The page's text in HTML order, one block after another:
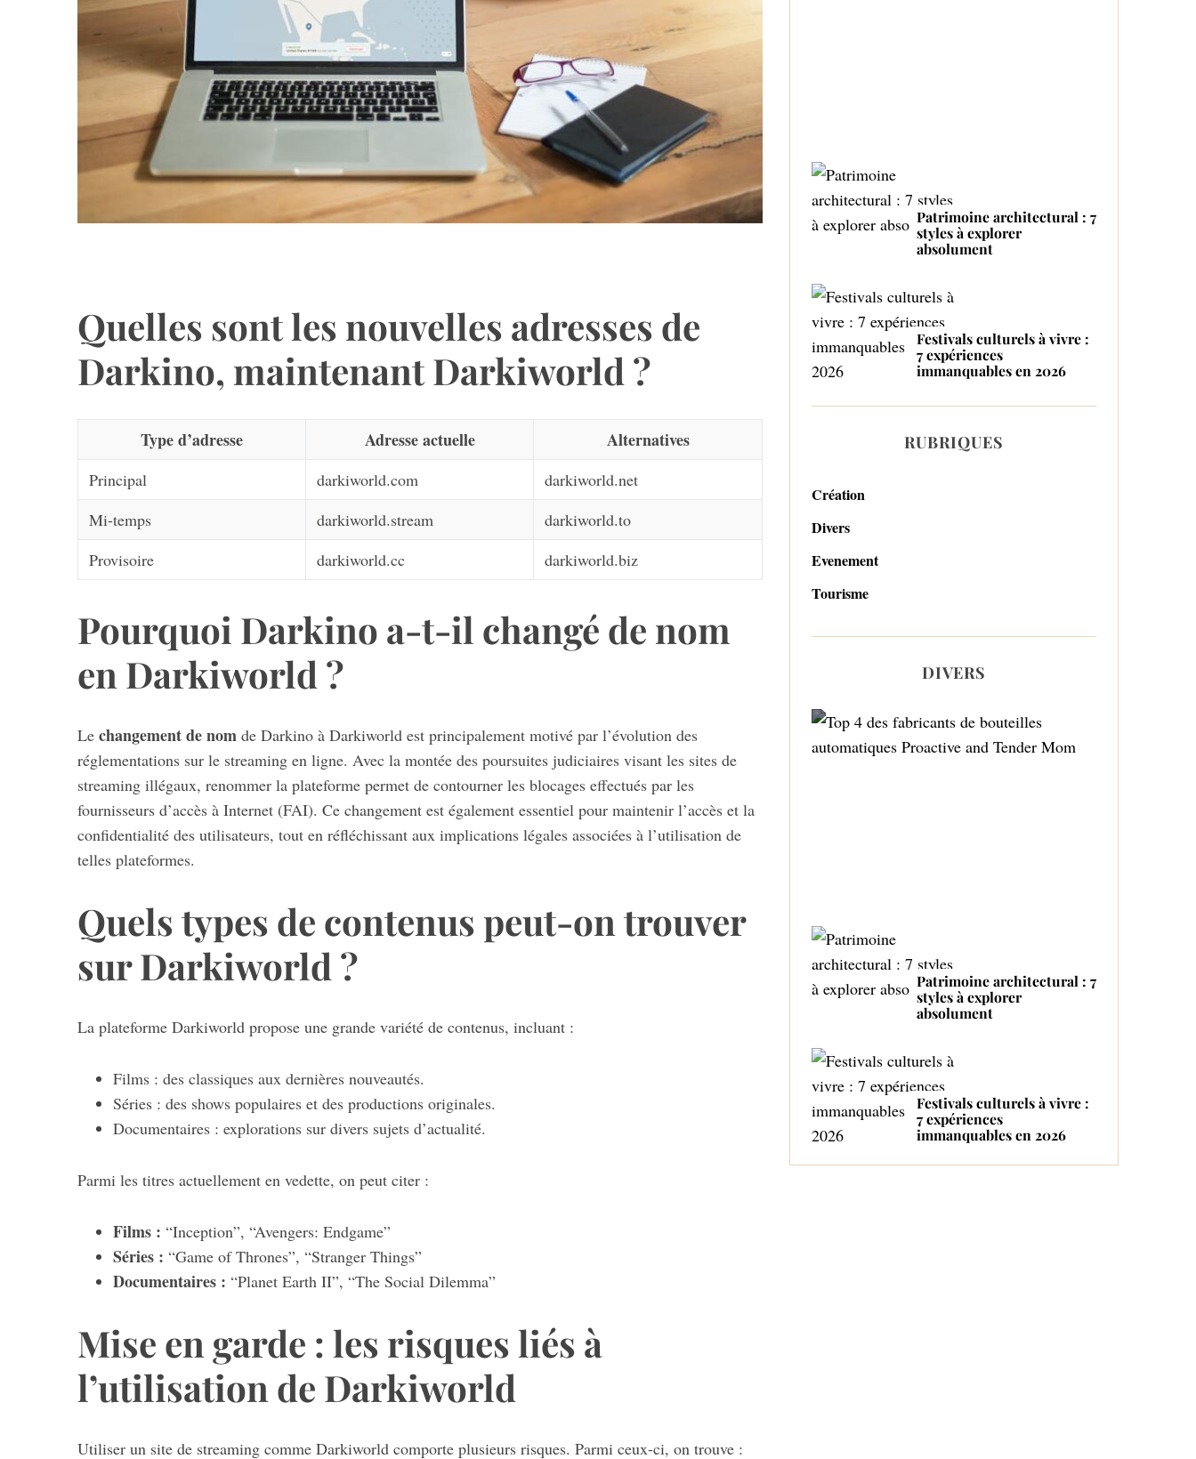
Quelles sont les nouvelles adresses de
Darkino, maintenant Darkiworld ?
Type d’adresse Adresse actuelle Alternatives
Principal darkiworld.com
darkiworld.net
Mi-temps
darkiworld.stream
darkiworld.to
Provisoire
darkiworld.cc darkiworld.biz
Pourquoi Darkino a-t-il changé de nom
en Darkiworld ?
Le changement de nom de Darkino à Darkiworld est principalement motivé par l’évolution des
réglementations sur le streaming en ligne. Avec la montée des poursuites judiciaires visant les sites de
streaming illégaux, renommer la plateforme permet de contourner les blocages effectués par les
fournisseurs d’accès à Internet (FAI). Ce changement est également essentiel pour maintenir l’accès et la
confidentialité des utilisateurs, tout en réfléchissant aux implications légales associées à l’utilisation de
telles plateformes.
Quels types de contenus peut-on trouver
sur Darkiworld ?
La plateforme Darkiworld propose une grande variété de contenus, incluant :
Films : des classiques aux dernières nouveautés.
Séries : des shows populaires et des productions originales.
Documentaires : explorations sur divers sujets d’actualité.
Parmi les titres actuellement en vedette, on peut citer :
Films : “Inception”, “Avengers: Endgame”
Séries : “Game of Thrones”, “Stranger Things”
Documentaires : “Planet Earth II”, “The Social Dilemma”
Mise en garde : les risques liés à
l’utilisation de Darkiworld
Utiliser un site de streaming comme Darkiworld comporte plusieurs risques. Parmi ceux-ci, on trouve :
Patrimoine architectural : 7
styles à explorer
absolument
Festivals culturels à vivre :
7 expériences
immanquables en 2026
RUBRIQUES
Création
Divers
Evenement
Tourisme
DIVERS
Top 4 des fabricants de
Patrimoine architectural : 7
styles à explorer
absolument
Festivals culturels à vivre :
7 expériences
immanquables en 2026
c
h
o